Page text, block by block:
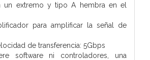
un extremo y tipo A hembra en el
para amplificar la señal de
de transferencia: 5Gbps
software ni controladores, una